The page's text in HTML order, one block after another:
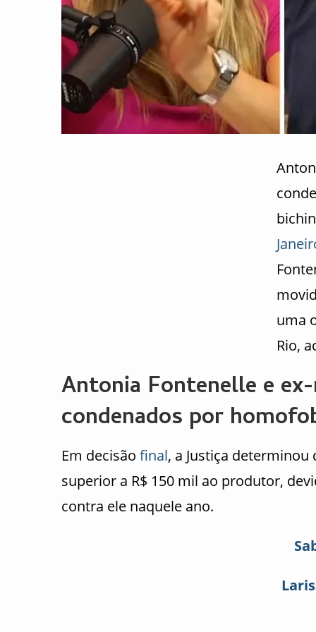
uma
Rio,
Antonia Fontenelle e
condenados por
Em decisão final, a Justiça
superior a R$ 150 mil ao produtor,
contra ele naquele ano.